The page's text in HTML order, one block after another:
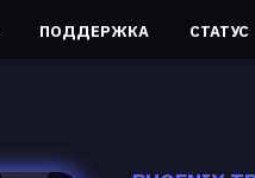
ПОДДЕРЖКА СТАТУС